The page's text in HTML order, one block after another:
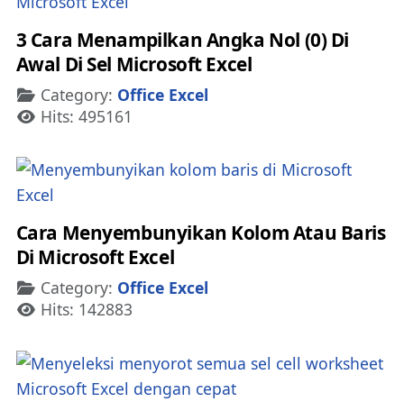
3 Cara Menampilkan Angka Nol (0) Di
Awal Di Sel Microsoft Excel
Details
Category: Office Excel
Hits: 495161
Cara Menyembunyikan Kolom Atau Baris
Di Microsoft Excel
Details
Category: Office Excel
Hits: 142883